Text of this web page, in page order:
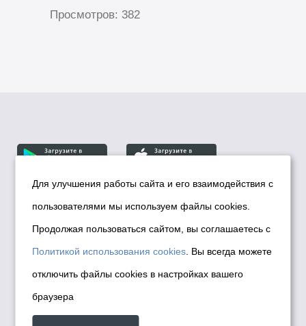
Просмотров: 382
© Департамент информационной политики мэрии
города Новосибирска, 2026
Политика использования Cookies
Политика по обработке персональных
данных в информационных системах
мэрии города Новосибирска
Для улучшения работы сайта и его взаимодействия с
пользователями мы используем файлы cookies.
Продолжая пользоваться сайтом, вы соглашаетесь с
Политикой использования cookies . Вы всегда можете
отключить файлы cookies в настройках вашего
браузера